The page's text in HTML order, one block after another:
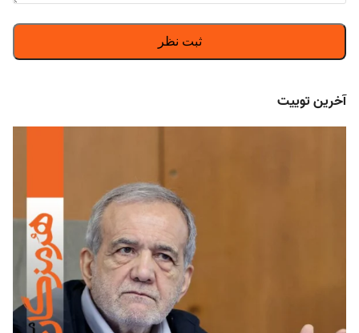
آخرین توییت